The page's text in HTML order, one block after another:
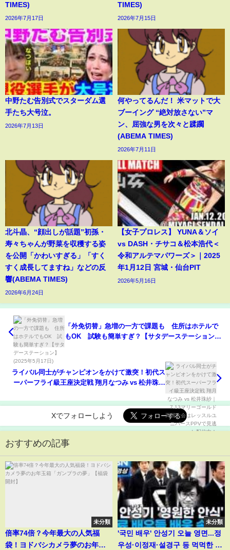
TIMES)
2026年7月17日
TIMES)
2026年7月15日
中野たむ告別式でスターダム選
手たち大号泣。
2026年7月13日
何やってるんだ！ 米マットで大
ブーイング “絶対放さない”マ
ン、屈強な男を次々と蹂躙
(ABEMA TIMES)
2026年7月11日
北斗晶、“顔出しが話題”初孫・
寿々ちゃんが野菜を収穫する姿
を公開「かわいすぎる」「すく
すく成長してますね」などの反
響(ABEMA TIMES)
2026年6月24日
【女子プロレス】 YUNA＆ソイ
vs DASH・チサコ＆松本浩代＜
令和アルテマパワーズ＞｜2025
年1月12日 宮城・仙台PIT
2026年5月16日
「外免切替」急増の一方で課題も 住所はホテルで
もOK 試験も簡単すぎ？【サタデーステーション】
ライバル同士がチャンピオンをかけて激突！初代ス
ーパーフライ級王座決定戦 翔月なつみ vs 松井珠紗
スPPVで見逃し配信中！
Xでフォローしよう
おすすめの記事
未分類
倍率74倍？今年最大の人気福
袋！ヨドバシカメラ夢のお年玉
未分類
'국민 배우' 안성기 오늘 영면...정
우성·이정재·설경구 등 먹먹한 배